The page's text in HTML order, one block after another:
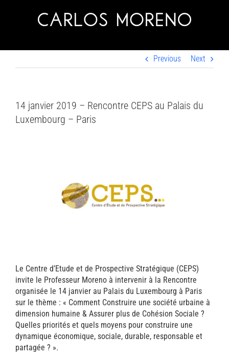
Previous Next
14 janvier 2019 – Rencontre CEPS au Palais du
Luxembourg – Paris
Le Centre d’Etude et de Prospective Stratégique (CEPS)
invite le Professeur Moreno à intervenir à la Rencontre
organisée le 14 janvier au Palais du Luxembourg à Paris
sur le thème : « Comment Construire une société urbaine à
dimension humaine & Assurer plus de Cohésion Sociale ?
Quelles priorités et quels moyens pour construire une
dynamique économique, sociale, durable, responsable et
partagée ? ».